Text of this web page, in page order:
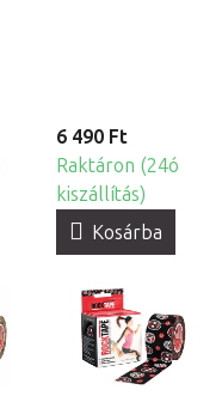
6 490 Ft
Raktáron (24ó
kiszállítás)
Kosárba